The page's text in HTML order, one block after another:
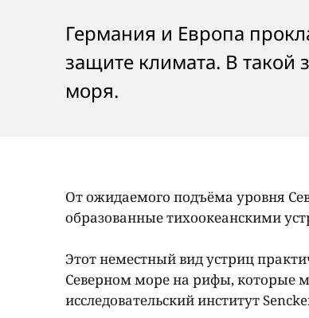
Германия и Европа
защите климата. В такой
моря.
От ожидаемого подъёма уровня
образованные тихоокеанскими
Этот неместный вид устриц
Северном море на рифы, которые
исследовательский институт